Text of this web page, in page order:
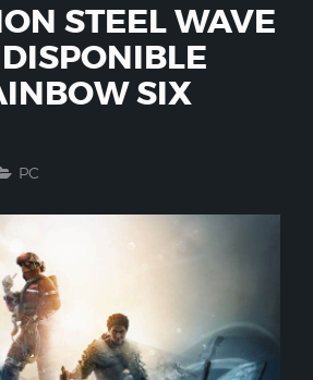
STEEL WAVE
SIX
PC